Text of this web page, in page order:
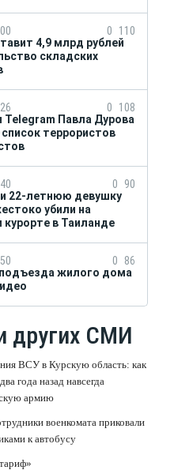
выросла в
ВТБ
й прогноз на 2026
0
110
4,9 млрд рублей
складских
0
108
Telegram Павла Дурова
террористов
0
90
22-летнюю девушку
убили на
курорте в Таиланде
0
86
жилого дома
других СМИ
ВСУ в Курскую область: как
года назад навсегда
армию
военкомата приковали
к автобусу